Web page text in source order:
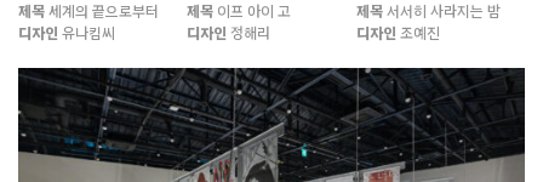
제목 세계의 끝으로부터
디자인 유나킴씨
제목 이프 아이 고
디자인 정해리
제목 서서히 사라지는 밤
디자인 조예진